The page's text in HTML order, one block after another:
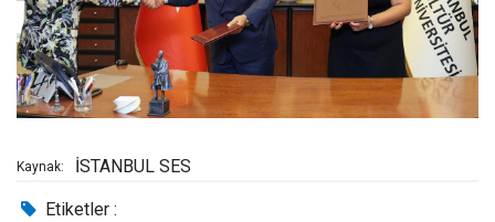
Kaynak: İSTANBUL SES
Etiketler :